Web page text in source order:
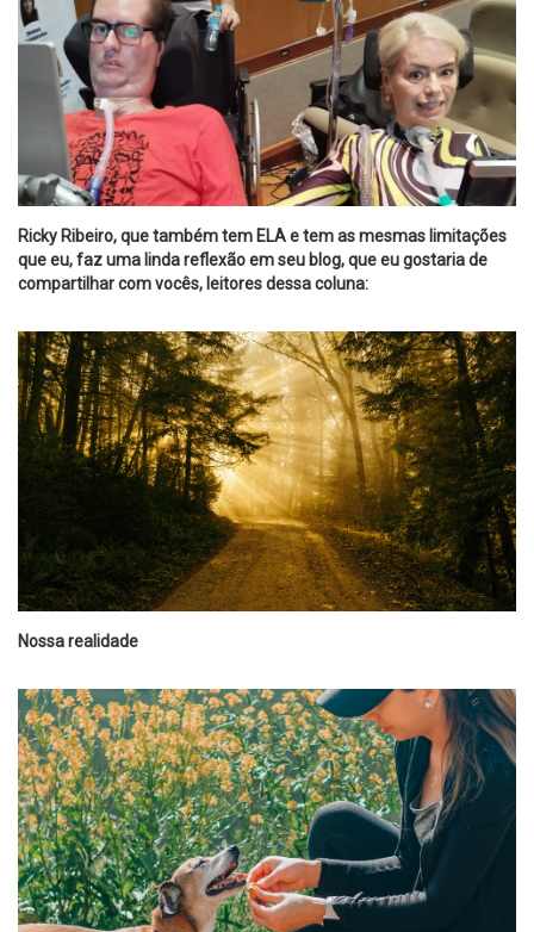
Ricky Ribeiro, que também tem ELA e tem as mesmas limitações
que eu, faz uma linda reflexão em seu blog, que eu gostaria de
compartilhar com vocês, leitores dessa coluna:
Nossa realidade